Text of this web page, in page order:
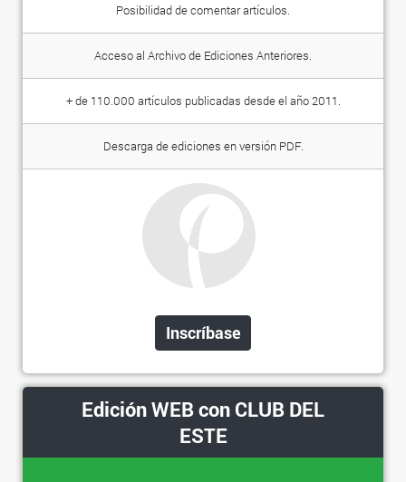
Posibilidad de comentar artículos.
Acceso al Archivo de Ediciones Anteriores.
+ de 110.000 artículos publicadas desde el año 2011.
Descarga de ediciones en versión PDF.
Inscríbase
Edición WEB con CLUB DEL
ESTE